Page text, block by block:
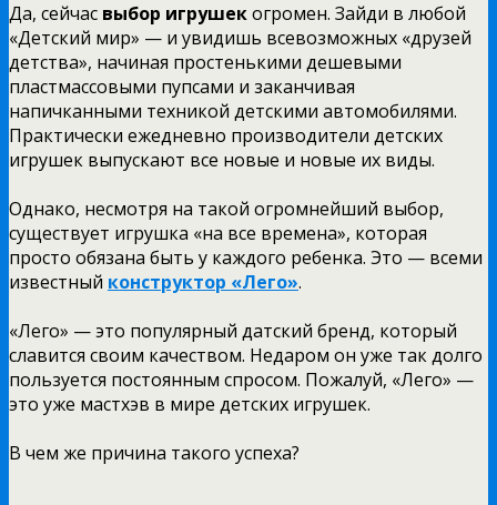
Да, сейчас выбор игрушекогромен. Зайди в любой
«Детский мир» — и увидишь всевозможных «друзей
детства», начиная простенькими дешевыми
пластмассовыми пупсами и заканчивая
напичканными техникой детскими автомобилями.
Практически ежедневно производители детских
игрушек выпускают все новые и новые их виды.
Однако, несмотря на такой огромнейший выбор,
существует игрушка «на все времена», которая
просто обязана быть у каждого ребенка. Это — всеми
известный конструктор «Лего».
«Лего» — это популярный датский бренд, который
славится своим качеством. Недаром он уже так долго
пользуется постоянным спросом. Пожалуй, «Лего» —
это уже мастхэв в мире детских игрушек.
В чем же причина такого успеха?